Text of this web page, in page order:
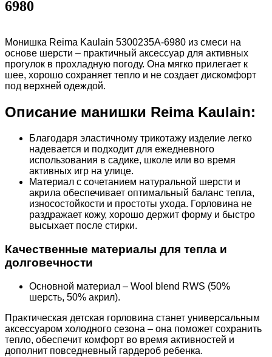
6980
Монишка Reima Kaulain 5300235A-6980 из смеси на
основе шерсти – практичный аксессуар для активных
прогулок в прохладную погоду. Она мягко прилегает к
шее, хорошо сохраняет тепло и не создает дискомфорт
под верхней одеждой.
Описание манишки Reima Kaulain:
Благодаря эластичному трикотажу изделие легко
надевается и подходит для ежедневного
использования в садике, школе или во время
активных игр на улице.
Материал с сочетанием натуральной шерсти и
акрила обеспечивает оптимальный баланс тепла,
износостойкости и простоты ухода. Горловина не
раздражает кожу, хорошо держит форму и быстро
высыхает после стирки.
Качественные материалы для тепла и
долговечности
Основной материал – Wool blend RWS (50%
шерсть, 50% акрил).
Практическая детская горловина станет универсальным
аксессуаром холодного сезона – она поможет сохранить
тепло, обеспечит комфорт во время активностей и
дополнит повседневный гардероб ребенка.